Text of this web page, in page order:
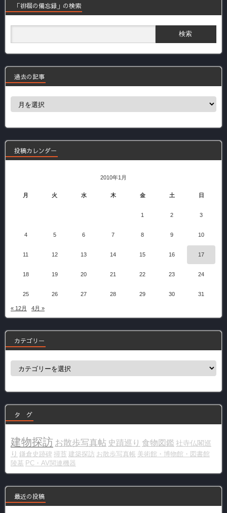
「徘徊の備忘録」の検索
過去の記事
過
事
投稿カレンダー
2010年1月
月 火 水 木 金 土 日
1 2 3
4 5 6 7 8 9 10
11 12 13 14 15 16 17
18 19 20 21 22 23 24
25 26 27 28 29 30 31
« 12月 4月 »
カテゴリー
カ
ー
タ グ
建物探訪 お散歩写真帖 史蹟巡り 食物図鑑 社寺仏閣巡
り 鎌倉史跡碑 掃苔 建築探訪 お散歩写真帳 美術館・博物館・図書館
陵墓 PC・AV関連機器
最近の投稿